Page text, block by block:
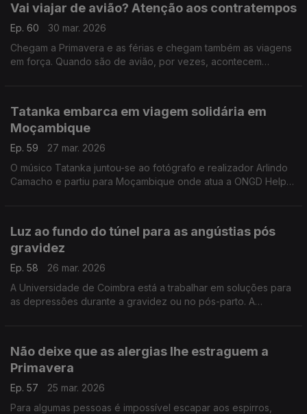
Vai viajar de avião? Atenção aos contratempos
Ep. 60
30 mar. 2026
Chegam a Primavera e as férias e chegam também as viagens
em força. Quando são de avião, por vezes, acontecem
Tatanka embarca em viagem solidária em
Moçambique
Ep. 59
27 mar. 2026
O músico Tatanka juntou-se ao fotógrafo e realizador Arlindo
Camacho e partiu para Moçambique onde atua a ONGD Helpo.
Luz ao fundo do túnel para as angústias pós
gravidez
Ep. 58
26 mar. 2026
A Universidade de Coimbra está a trabalhar em soluções para
as depressões durante a gravidez ou no pós-parto. A
Não deixe que as alergias lhe estraguem a
Primavera
Ep. 57
25 mar. 2026
Para algumas pessoas é impossível escapar aos espirros,